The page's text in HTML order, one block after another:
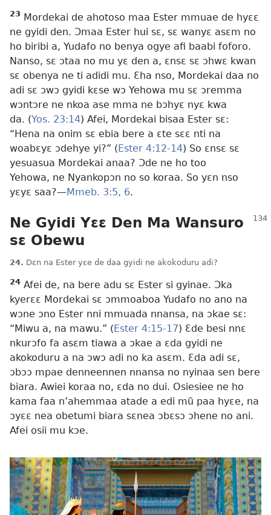
23 Mordekai de ahotoso maa Ester mmuae de hyɛɛ
ne gyidi den. Ɔmaa Ester hui sɛ, sɛ wanyɛ asɛm no
ho biribi a, Yudafo no benya ogye afi baabi foforo.
Nanso, sɛ ɔtaa no mu yɛ den a, ɛnsɛ sɛ ɔhwɛ kwan
sɛ obenya ne ti adidi mu. Ɛha nso, Mordekai daa no
adi sɛ ɔwɔ gyidi kɛse wɔ Yehowa mu sɛ ɔremma
wɔntɔre ne nkoa ase mma ne bɔhyɛ nyɛ kwa
da. (Yos. 23:14) Afei, Mordekai bisaa Ester sɛ:
“Hena na onim sɛ ebia bere a ɛte sɛɛ nti na
woabɛyɛ ɔdehye yi?” (Ester 4:12-14) So ɛnsɛ sɛ
yesuasua Mordekai anaa? Ɔde ne ho too
Yehowa, ne Nyankopɔn no so koraa. So yɛn nso
yɛyɛ saa?—Mmeb. 3:5, 6.
Ne Gyidi Yɛɛ Den Ma Wansuro
sɛ Obewu
24. Dɛn na Ester yɛe de daa gyidi ne akokoduru adi?
24 Afei de, na bere adu sɛ Ester si gyinae. Ɔka
kyerɛɛ Mordekai sɛ ɔmmoaboa Yudafo no ano na
wɔne ɔno Ester nni mmuada nnansa, na ɔkae sɛ:
“Miwu a, na mawu.” ( Ester 4:15-17) Ɛde besi nnɛ
nkurɔfo fa asɛm tiawa a ɔkae a ɛda gyidi ne
akokoduru a na ɔwɔ adi no ka asɛm. Ɛda adi sɛ,
ɔbɔɔ mpae denneennen nnansa no nyinaa sen bere
biara. Awiei koraa no, ɛda no dui. Osiesiee ne ho
kama faa n’ahemmaa atade a edi mũ paa hyɛe, na
ɔyɛɛ nea obetumi biara sɛnea ɔbɛsɔ ɔhene no ani.
Afei osii mu kɔe.